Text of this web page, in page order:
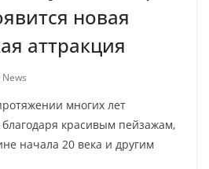
новая
аттракция
News
многих лет
благодаря красивым пейзажам,
начала 20 века и другим